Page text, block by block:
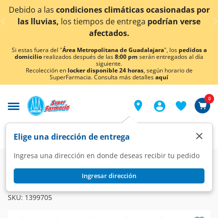
< div class="carousel-inner">
climáticas ocasionadas por
de entregapodrían verse
¡Ahora también
Si estas fuera del "Área Metropolitana de Guadalajara", los pedidos a
domicilio realizados después de las8:00 pm serán entregados al día
siguiente.
Recolección en locker disponible 24 horas, según horario de
SuperFarmacia. Consulta más detallesaquí
Elige una dirección de entrega
Ingresa una dirección en donde deseas recibir tu pedido
Ingresar dirección
×
0
Farmacia Medicina Homeopatía Homeopático
Herbacil Darnicanthe Remedio Herbolario, 25 gr.
SKU: 1399705